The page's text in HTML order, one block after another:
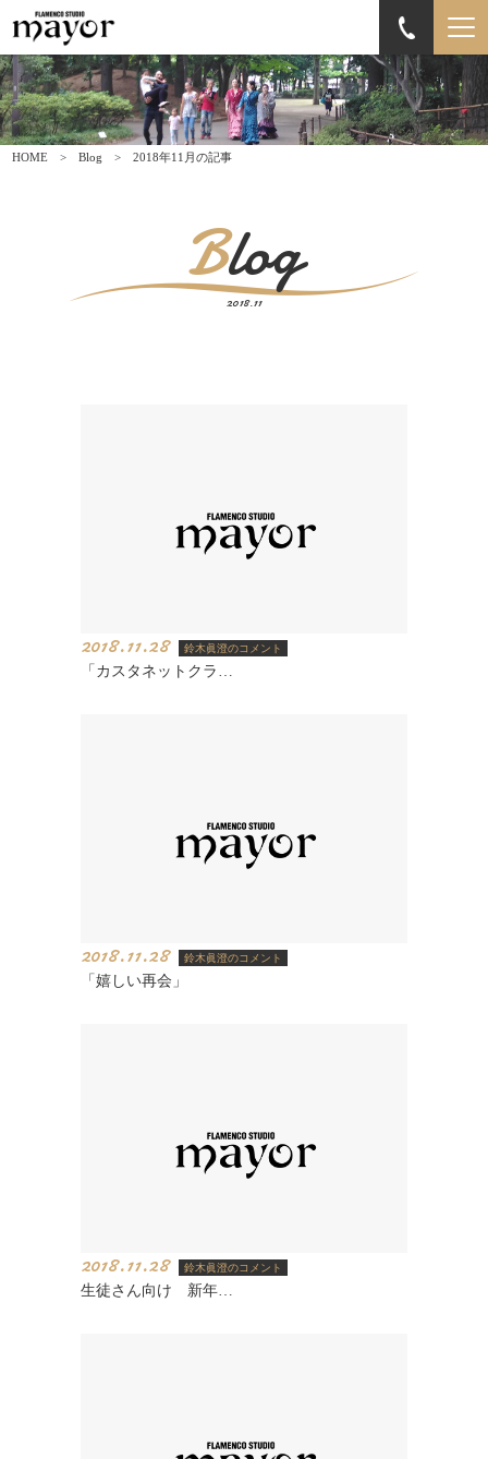
HOME Blog 2018年11月の記事
Blog
2018.11
2018.11.28 鈴木眞澄のコメント
「カスタネットクラ…
2018.11.28 鈴木眞澄のコメント
「嬉しい再会」
2018.11.28 鈴木眞澄のコメント
生徒さん向け 新年…